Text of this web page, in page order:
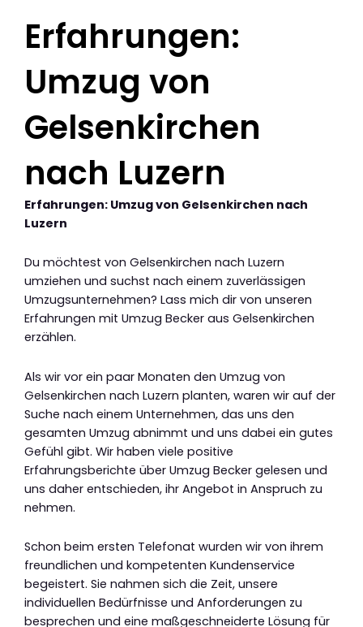
Erfahrungen:
Umzug von
Gelsenkirchen
nach Luzern
Erfahrungen: Umzug von Gelsenkirchen nach
Luzern
Du möchtest von Gelsenkirchen nach Luzern
umziehen und suchst nach einem zuverlässigen
Umzugsunternehmen? Lass mich dir von unseren
Erfahrungen mit Umzug Becker aus Gelsenkirchen
erzählen.
Als wir vor ein paar Monaten den Umzug von
Gelsenkirchen nach Luzern planten, waren wir auf der
Suche nach einem Unternehmen, das uns den
gesamten Umzug abnimmt und uns dabei ein gutes
Gefühl gibt. Wir haben viele positive
Erfahrungsberichte über Umzug Becker gelesen und
uns daher entschieden, ihr Angebot in Anspruch zu
nehmen.
Schon beim ersten Telefonat wurden wir von ihrem
freundlichen und kompetenten Kundenservice
begeistert. Sie nahmen sich die Zeit, unsere
individuellen Bedürfnisse und Anforderungen zu
besprechen und eine maßgeschneiderte Lösung für